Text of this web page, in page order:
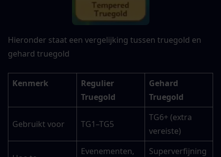
Hieronder staat een vergelijking tussen truegold en
gehard truegold
Kenmerk
Regulier
Truegold
Gehard
Truegold
Gebruikt voor TG1–TG5
TG6+ (extra
vereiste)
Evenementen,
Superverfijning